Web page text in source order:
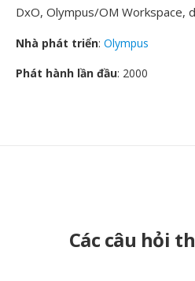
DxO, Olympus/OM Workspace,
Nhà phát triển: Olympus
Phát hành lần đầu: 2000
Các câu hỏi